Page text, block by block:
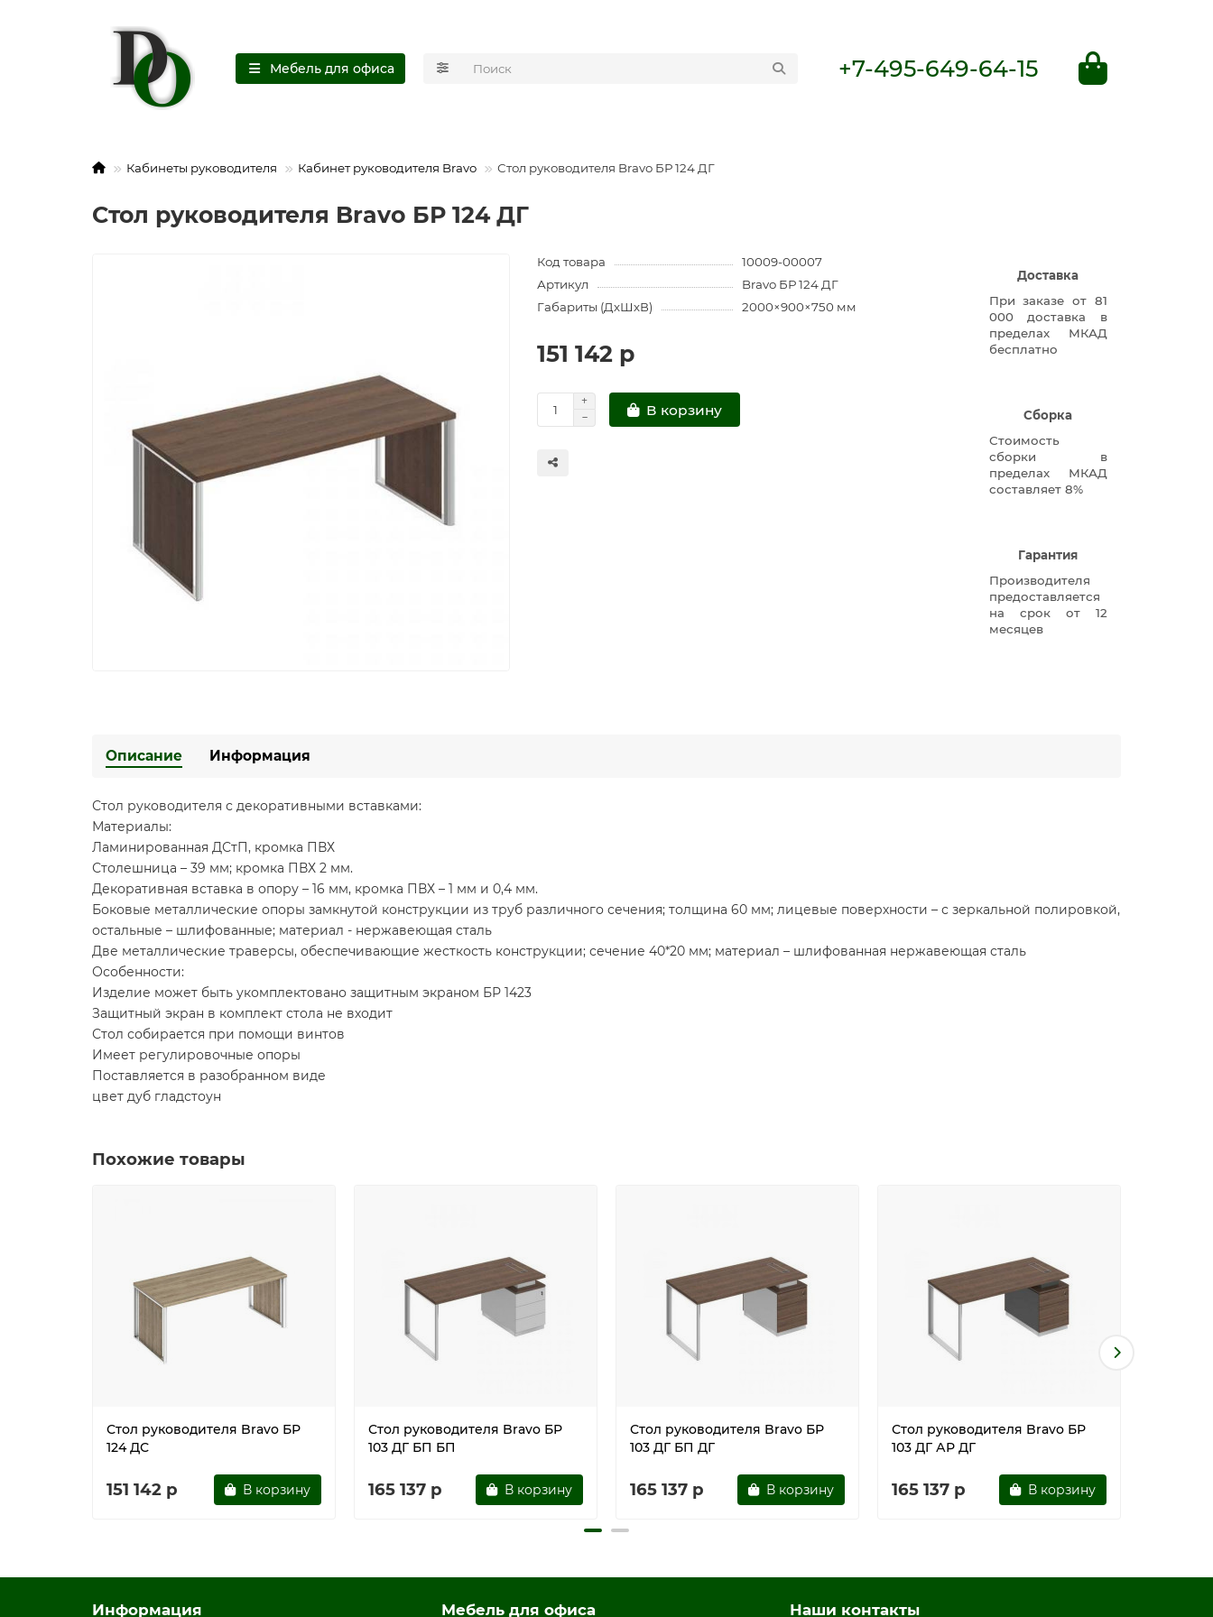
Мебель для офиса +7-495-649-64-15
Кабинеты руководителя Кабинет руководителя Bravo Стол руководителя Bravo БР 124 ДГ
Стол руководителя Bravo БР 124 ДГ
Код товара
10009-00007
Артикул
Bravo БР 124 ДГ
Габариты (ДхШхВ)
2000×900×750 мм
151 142 р
В корзину
Доставка
При заказе от 81
000 доставка в
пределах МКАД
бесплатно
Сборка
Стоимость
сборки в
пределах МКАД
составляет 8%
Гарантия
Производителя
предоставляется
на срок от 12
месяцев
Описание Информация
Стол руководителя с декоративными вставками:
Материалы:
Ламинированная ДСтП, кромка ПВХ
Столешница – 39 мм; кромка ПВХ 2 мм.
Декоративная вставка в опору – 16 мм, кромка ПВХ – 1 мм и 0,4 мм.
Боковые металлические опоры замкнутой конструкции из труб различного сечения; толщина 60 мм; лицевые поверхности – с зеркальной полировкой,
остальные – шлифованные; материал - нержавеющая сталь
Две металлические траверсы, обеспечивающие жесткость конструкции; сечение 40*20 мм; материал – шлифованная нержавеющая сталь
Особенности:
Изделие может быть укомплектовано защитным экраном БР 1423
Защитный экран в комплект стола не входит
Стол собирается при помощи винтов
Имеет регулировочные опоры
Поставляется в разобранном виде
цвет дуб гладстоун
Похожие товары
Стол руководителя Bravo БР
124 ДС
151 142 р В корзину
Стол руководителя Bravo БР
103 ДГ БП БП
165 137 р В корзину
Стол руководителя Bravo БР
103 ДГ БП ДГ
165 137 р В корзину
Стол руководителя Bravo БР
103 ДГ АР ДГ
165 137 р В корзину
Информация Мебель для офиса Наши контакты